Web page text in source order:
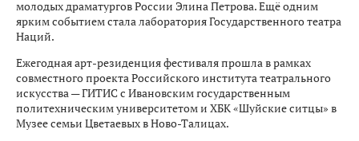
молодых драматургов России Элина Петрова. Ещё одним
ярким событием стала лаборатория Государственного театра
Наций.
Ежегодная арт-резиденция фестиваля прошла в рамках
совместного проекта Российского института театрального
искусства — ГИТИС с Ивановским государственным
политехническим университетом и ХБК «Шуйские ситцы» в
Музее семьи Цветаевых в Ново-Талицах.